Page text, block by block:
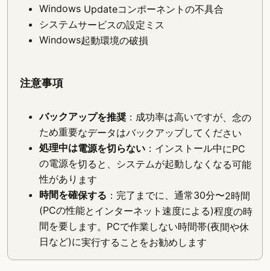
Windows Updateコンポーネントの不具合
システムサービスの設定ミス
Windows起動環境の破損
注意事項
バックアップを推奨 ：成功率は高いですが、念の
ため重要なデータはバックアップしてください
処理中は電源を切らない ：インストール中にPC
の電源を切ると、システムが起動しなくなる可能
性があります
時間を確保する ：完了までに、通常30分〜2時間
(PCの性能とインターネット速度による)程度の時
間を要します。PCで作業しない時間帯(夜間や休
日など)に実行することをお勧めします